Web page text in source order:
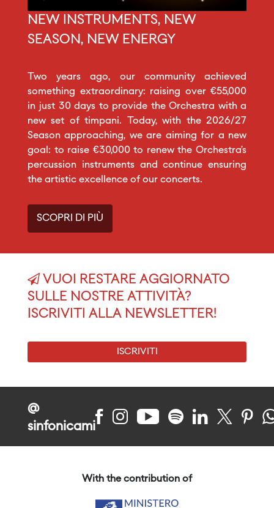
NEW INSTRUMENTS, NEW
SEASON, NEW ENERGY
Two years ago, our community achieved
something extraordinary: raising over €55,000
in just 30 days to provide the Orchestra with a
new set of timpani. Today, with the 2026/27
Season approaching, we are aiming for a new
goal: to raise €30,000 to renew the Orchestra’s
percussion instruments and continue ensuring
the artistic excellence of our concerts.
SCOPRI DI PIÙ
VUOI RESTARE AGGIORNATO
SULLE NOSTRE ATTIVITÀ?
ISCRIVITI ALLA NEWSLETTER!
ISCRIVITI
@
sinfonicami
With the contribution of